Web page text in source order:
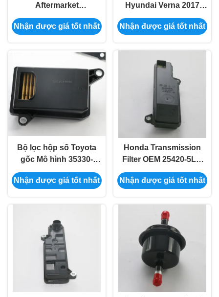
Aftermarket
Transmission Filter
31705-X185D
Nhận được giá tốt nhất
Hyundai Verna 2017
Bắc Kinh 46321-
23000/46321-23001
Nhận được giá tốt nhất
Bộ lọc hộp số Toyota
gốc Mô hình 35330-
28020/35330-58000
Nhận được giá tốt nhất
Honda Transmission
Filter OEM 25420-5LJ-
003 Sau bán hàng
CR1/CV1/RW1
Nhận được giá tốt nhất